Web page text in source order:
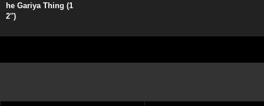
he Gariya Thing (1
2'')